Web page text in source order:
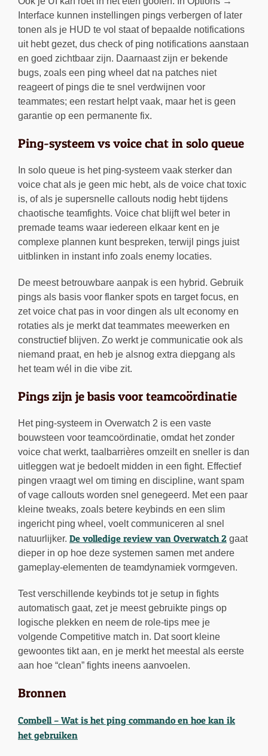
Interface kunnen instellingen pings verbergen of later
tonen als je HUD te vol staat of bepaalde notifications
uit hebt gezet, dus check of ping notifications aanstaan
en goed zichtbaar zijn. Daarnaast zijn er bekende
bugs, zoals een ping wheel dat na patches niet
reageert of pings die te snel verdwijnen voor
teammates; een restart helpt vaak, maar het is geen
garantie op een permanente fix.
Ping-systeem vs voice chat in solo queue
In solo queue is het ping-systeem vaak sterker dan
voice chat als je geen mic hebt, als de voice chat toxic
is, of als je supersnelle callouts nodig hebt tijdens
chaotische teamfights. Voice chat blijft wel beter in
premade teams waar iedereen elkaar kent en je
complexe plannen kunt bespreken, terwijl pings juist
uitblinken in instant info zoals enemy locaties.
De meest betrouwbare aanpak is een hybrid. Gebruik
pings als basis voor flanker spots en target focus, en
zet voice chat pas in voor dingen als ult economy en
rotaties als je merkt dat teammates meewerken en
constructief blijven. Zo werkt je communicatie ook als
niemand praat, en heb je alsnog extra diepgang als
het team wél in die vibe zit.
Pings zijn je basis voor teamcoördinatie
Het ping-systeem in Overwatch 2 is een vaste
bouwsteen voor teamcoördinatie, omdat het zonder
voice chat werkt, taalbarrières omzeilt en sneller is dan
uitleggen wat je bedoelt midden in een fight. Effectief
pingen vraagt wel om timing en discipline, want spam
of vage callouts worden snel genegeerd. Met een paar
kleine tweaks, zoals betere keybinds en een slim
ingericht ping wheel, voelt communiceren al snel
natuurlijker. De volledige review van Overwatch 2 gaat
dieper in op hoe deze systemen samen met andere
gameplay-elementen de teamdynamiek vormgeven.
Test verschillende keybinds tot je setup in fights
automatisch gaat, zet je meest gebruikte pings op
logische plekken en neem de role-tips mee je
volgende Competitive match in. Dat soort kleine
gewoontes tikt aan, en je merkt het meestal als eerste
aan hoe “clean” fights ineens aanvoelen.
Bronnen
Combell – Wat is het ping commando en hoe kan ik
het gebruiken